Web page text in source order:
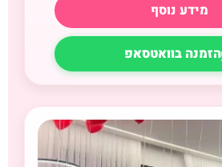
מידע נוסף
הזמנה בוואטסאפ